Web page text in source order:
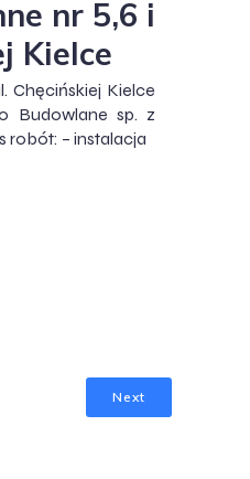
nr 5,6 i
Kielce
Chęcińskiej Kielce
Budowlane sp. z
robót: – instalacja
Next